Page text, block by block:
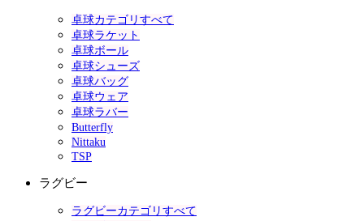
卓球カテゴリすべて
卓球ラケット
卓球ボール
卓球シューズ
卓球バッグ
卓球ウェア
卓球ラバー
Butterfly
Nittaku
TSP
ラグビー
ラグビーカテゴリすべて